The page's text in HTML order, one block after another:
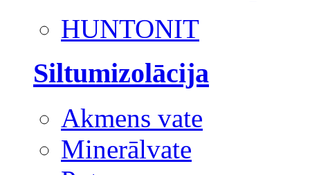
HUNTONIT
Siltumizolācija
Akmens vate
Minerālvate